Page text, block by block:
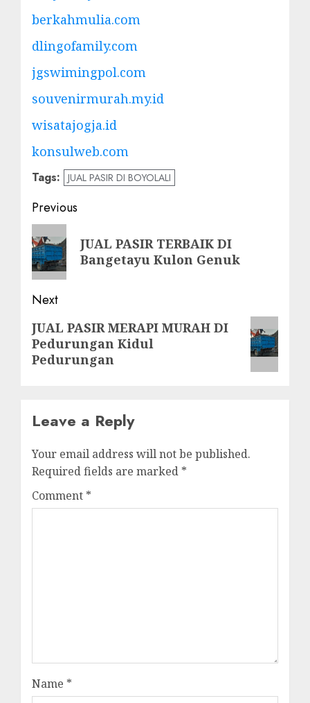
berkahmulia.com
dlingofamily.com
jgswimingpol.com
souvenirmurah.my.id
wisatajogja.id
konsulweb.com
Tags: JUAL PASIR DI BOYOLALI
Post
navigation
Previous
Previous
post:
JUAL PASIR TERBAIK DI
Bangetayu Kulon Genuk
Next
Next
post:
JUAL PASIR MERAPI MURAH DI
Pedurungan Kidul
Pedurungan
Leave a Reply
Your email address will not be published.
Required fields are marked *
Comment *
Name *